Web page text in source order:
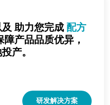
及 助力您完成 配方
障产品品质优异，
产。
研发解决方案